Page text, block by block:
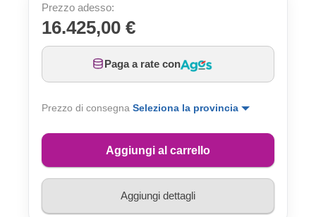
Prezzo adesso:
16.425,00 €
Paga a rate con
Prezzo di consegna Seleziona la provincia
Aggiungi al carrello
Aggiungi dettagli